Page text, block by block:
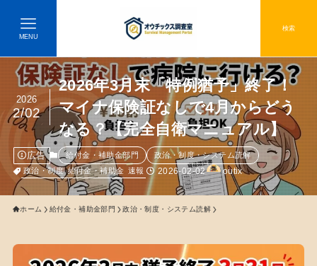
検索
MENU
2026年3月末「特例猶予」終了！
マイナ保険証なしで4月からどう
なる？【完全自衛マニュアル】
2026
2/02
広告 給付金・補助金部門
政治・制度・システム読解
政治・制度 給付金・補助金 速報 2026-02-02 outix
ホーム 給付金・補助金部門 政治・制度・システム読解